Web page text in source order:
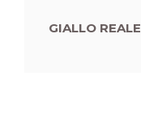
GIALLO REALE